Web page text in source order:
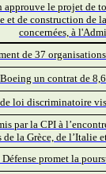
le projet de
et de construction
concernées, à
de 37
un contrat de
loi discriminatoire
par la CPI à
de la Grèce, de l’Italie
promet la